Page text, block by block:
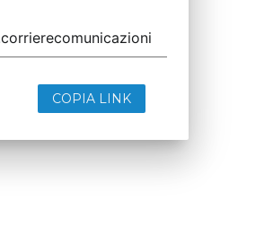
COPIA LINK